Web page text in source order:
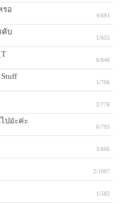
รอ
4/691
คับ
1/655
6/840
1/706
2/776
ปอ่ะค่ะ
6/793
3/666
2/1007
1/582